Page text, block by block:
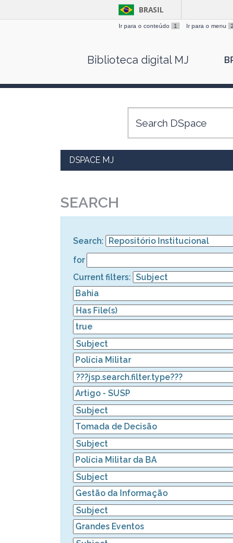
BRASIL
Ir para o conteúdo 1 Ir para o menu 2
Biblioteca digital MJ
DSPACE MJ
SEARCH
Search:
for
Current filters: